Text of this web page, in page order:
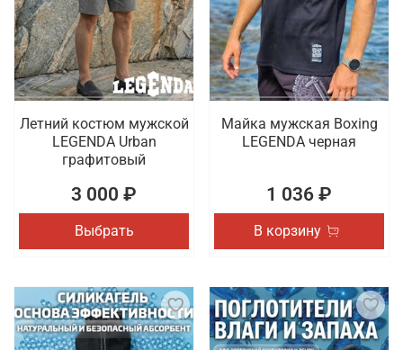
Летний костюм мужской
LEGENDA Urban
графитовый
3 000 ₽
Выбрать
Майка мужская Boxing
LEGENDA черная
1 036 ₽
В корзину